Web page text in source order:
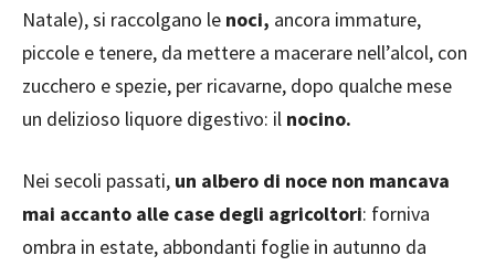
Natale), si raccolgano le noci, ancora immature,
piccole e tenere, da mettere a macerare nell’alcol, con
zucchero e spezie, per ricavarne, dopo qualche mese
un delizioso liquore digestivo: il nocino.
Nei secoli passati, un albero di noce non mancava
mai accanto alle case degli agricoltori: forniva
ombra in estate, abbondanti foglie in autunno da